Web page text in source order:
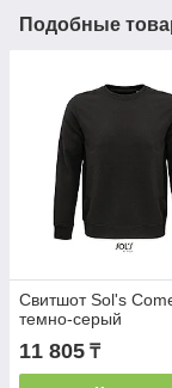
Подобные
Свитшот Sol's
темно-серый
11 805 ₸